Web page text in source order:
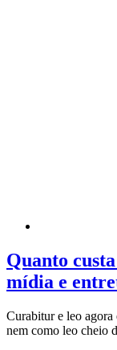
Quanto
mídia e
Curabitur e leo
nem como leo cheio